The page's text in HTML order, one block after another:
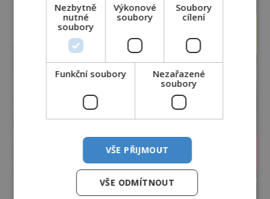
vlastně vypráví. Rohoncský kodex se poprvé
objevuje v roce
Nezbytně
nutné
soubory
Výkonové
soubory
Soubory
cílení
Funkční soubory
Nezařazené
soubory
VŠE PŘIJMOUT
VŠE ODMÍTNOUT